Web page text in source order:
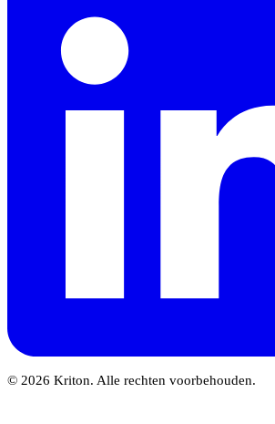
© 2026 Kriton. Alle rechten voorbehouden.